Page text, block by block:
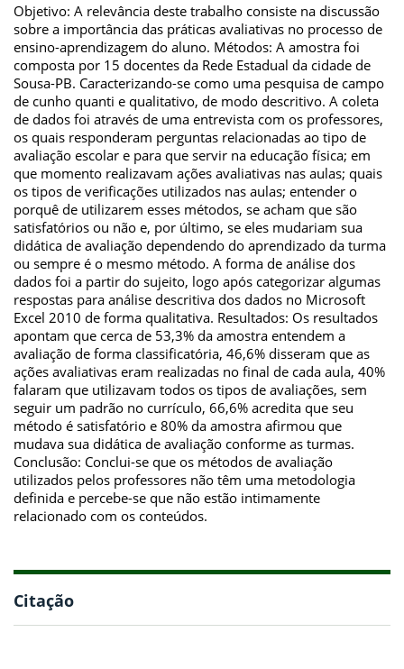
Objetivo: A relevância deste trabalho consiste na discussão
sobre a importância das práticas avaliativas no processo de
ensino-aprendizagem do aluno. Métodos: A amostra foi
composta por 15 docentes da Rede Estadual da cidade de
Sousa-PB. Caracterizando-se como uma pesquisa de campo
de cunho quanti e qualitativo, de modo descritivo. A coleta
de dados foi através de uma entrevista com os professores,
os quais responderam perguntas relacionadas ao tipo de
avaliação escolar e para que servir na educação física; em
que momento realizavam ações avaliativas nas aulas; quais
os tipos de verificações utilizados nas aulas; entender o
porquê de utilizarem esses métodos, se acham que são
satisfatórios ou não e, por último, se eles mudariam sua
didática de avaliação dependendo do aprendizado da turma
ou sempre é o mesmo método. A forma de análise dos
dados foi a partir do sujeito, logo após categorizar algumas
respostas para análise descritiva dos dados no Microsoft
Excel 2010 de forma qualitativa. Resultados: Os resultados
apontam que cerca de 53,3% da amostra entendem a
avaliação de forma classificatória, 46,6% disseram que as
ações avaliativas eram realizadas no final de cada aula, 40%
falaram que utilizavam todos os tipos de avaliações, sem
seguir um padrão no currículo, 66,6% acredita que seu
método é satisfatório e 80% da amostra afirmou que
mudava sua didática de avaliação conforme as turmas.
Conclusão: Conclui-se que os métodos de avaliação
utilizados pelos professores não têm uma metodologia
definida e percebe-se que não estão intimamente
relacionado com os conteúdos.
Citação